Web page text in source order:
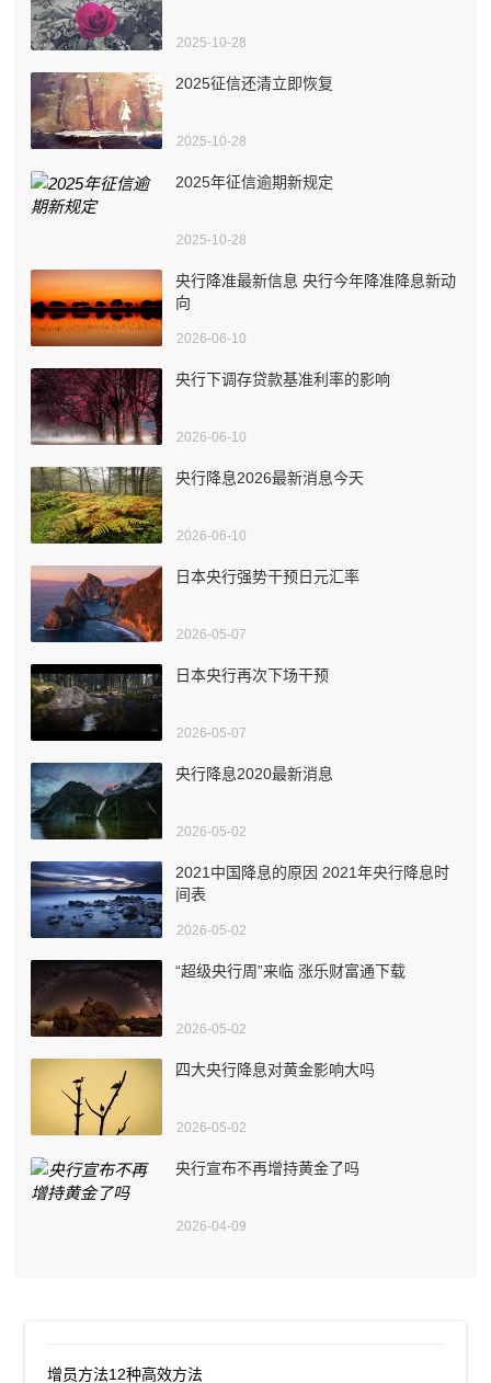
2025-10-28
2025征信还清立即恢复
2025-10-28
2025年征信逾期新规定
2025-10-28
央行降准最新信息 央行今年降准降息新动
向
2026-06-10
央行下调存贷款基准利率的影响
2026-06-10
央行降息2026最新消息今天
2026-06-10
日本央行强势干预日元汇率
2026-05-07
日本央行再次下场干预
2026-05-07
央行降息2020最新消息
2026-05-02
2021中国降息的原因 2021年央行降息时
间表
2026-05-02
“超级央行周”来临 涨乐财富通下载
2026-05-02
四大央行降息对黄金影响大吗
2026-05-02
央行宣布不再增持黄金了吗
2026-04-09
增员方法12种高效方法